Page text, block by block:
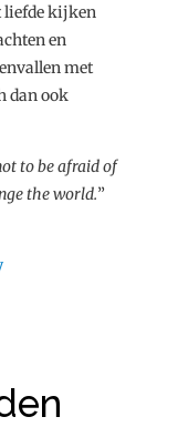
liefde kijken
en
met
dan ook
to be afraid of
the world.”